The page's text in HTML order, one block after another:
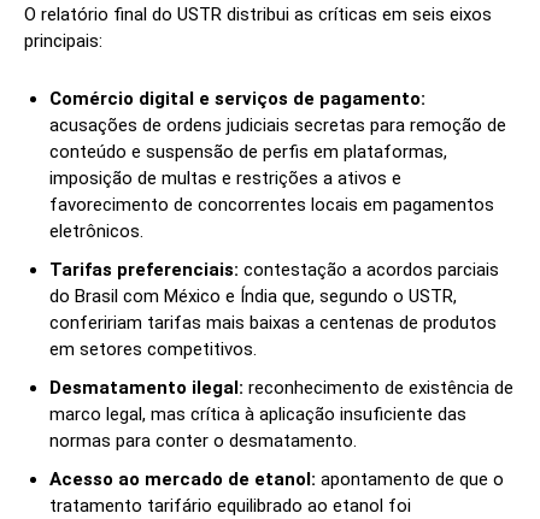
O relatório final do USTR distribui as críticas em seis eixos
principais:
Comércio digital e serviços de pagamento:
acusações de ordens judiciais secretas para remoção de
conteúdo e suspensão de perfis em plataformas,
imposição de multas e restrições a ativos e
favorecimento de concorrentes locais em pagamentos
eletrônicos.
Tarifas preferenciais: contestação a acordos parciais
do Brasil com México e Índia que, segundo o USTR,
confeririam tarifas mais baixas a centenas de produtos
em setores competitivos.
Desmatamento ilegal: reconhecimento de existência de
marco legal, mas crítica à aplicação insuficiente das
normas para conter o desmatamento.
Acesso ao mercado de etanol: apontamento de que o
tratamento tarifário equilibrado ao etanol foi